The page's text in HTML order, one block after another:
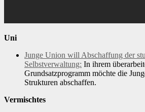
Uni
Junge Union will Abschaffung der
Selbstverwaltung: In ihrem
Grundsatzprogramm möchte die
Strukturen abschaffen.
Vermischtes